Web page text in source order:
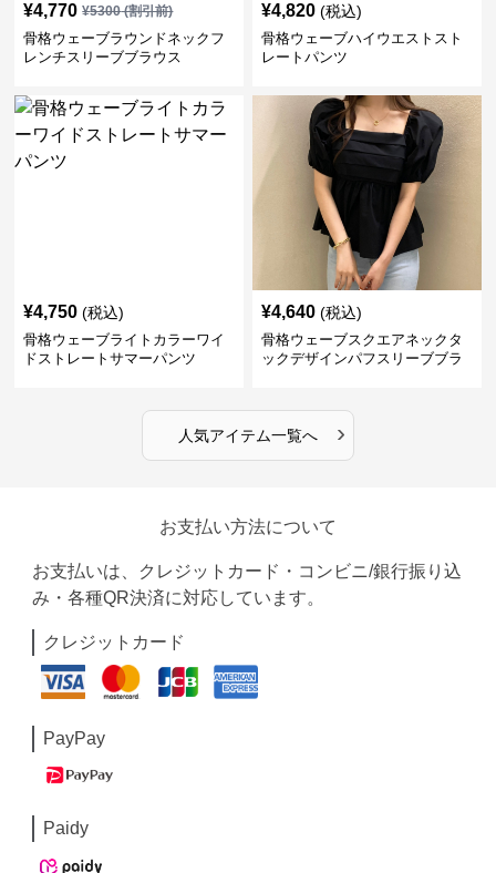
¥4,770 ¥5300(割引前)
骨格ウェーブラウンドネックフ
レンチスリーブブラウス
¥4,820 (税込)
骨格ウェーブハイウエストスト
レートパンツ
¥4,750 (税込)
骨格ウェーブライトカラーワイ
ドストレートサマーパンツ
¥4,640 (税込)
骨格ウェーブスクエアネックタ
ックデザインパフスリーブブラ
人気アイテム一覧へ ›
お支払い方法について
お支払いは、クレジットカード・コンビニ/銀行振り込
み・各種QR決済に対応しています。
クレジットカード
PayPay
Paidy